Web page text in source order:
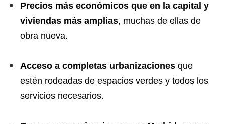
Precios más económicos que en la capital y
viviendas más amplias, muchas de ellas de
obra nueva.
Acceso a completas urbanizaciones que
estén rodeadas de espacios verdes y todos los
servicios necesarios.